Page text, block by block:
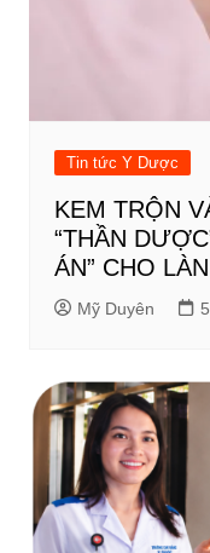
Tin tức Y Dược
KEM TRỘN
“THẦN
ÁN” CHO
Mỹ Duyên